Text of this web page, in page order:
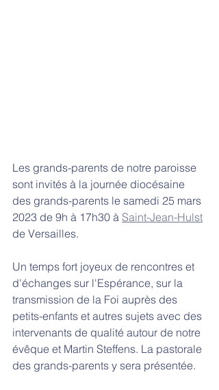
Les grands-parents de notre paroisse
sont invités à la journée diocésaine
des grands-parents le samedi 25 mars
2023 de 9h à 17h30 à Saint-Jean-Hulst
de Versailles.
Un temps fort joyeux de rencontres et
d'échanges sur l'Espérance, sur la
transmission de la Foi auprès des
petits-enfants et autres sujets avec des
intervenants de qualité autour de notre
évêque et Martin Steffens. La pastorale
des grands-parents y sera présentée.